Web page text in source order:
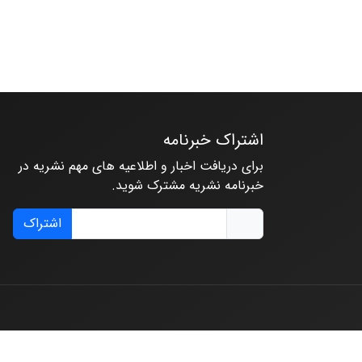
اشتراک خبرنامه
برای دریافت اخبار و اطلاعیه های مهم نشریه در
خبرنامه نشریه مشترک شوید.
اشتراک